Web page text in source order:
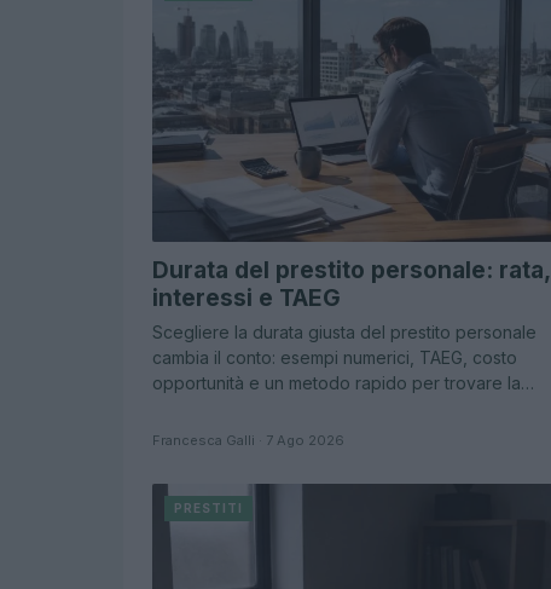
Durata del prestito personale: rata,
interessi e TAEG
Scegliere la durata giusta del prestito personale
cambia il conto: esempi numerici, TAEG, costo
opportunità e un metodo rapido per trovare la…
Francesca Galli · 7 Ago 2026
PRESTITI